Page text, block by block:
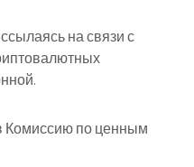
на связи с
Комиссию по ценным